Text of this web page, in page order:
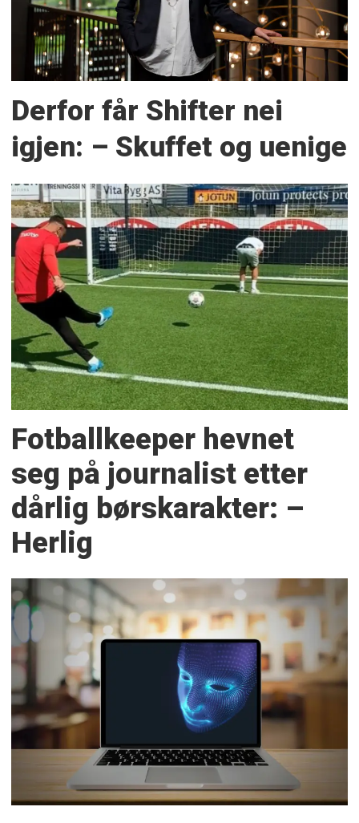
Derfor får Shifter nei
igjen: – Skuffet og uenige
Fotballkeeper hevnet
seg på journalist etter
dårlig børskarakter: –
Herlig